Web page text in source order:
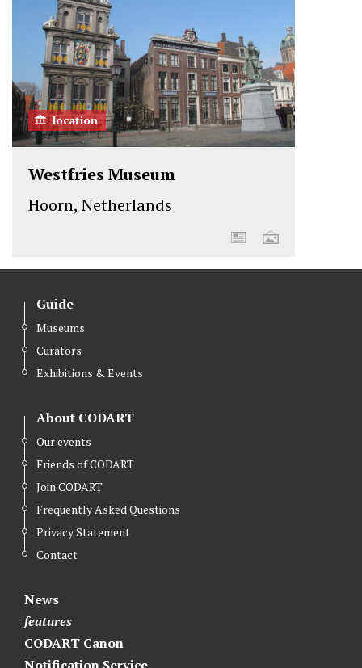
location
Westfries Museum
Hoorn, Netherlands
Guide
Museums
Curators
Exhibitions & Events
About CODART
Our events
Friends of CODART
Join CODART
Frequently Asked Questions
Privacy Statement
Contact
News
features
CODART Canon